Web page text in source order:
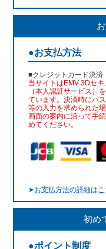
●お支払方法
■クレジットカード決済
当サイトはEMV 3Dセキ
（本人認証サービス）
ています。決済時にパ
等の入力を求められた場
画面の案内に沿って手
めてください。
➤お支払方法の詳細はこ
初め
●ポイント制度